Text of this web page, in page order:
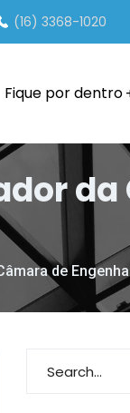
(16) 3368-1020
Fique por dentro
de